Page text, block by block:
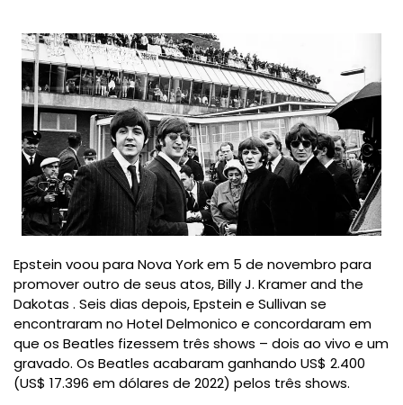
Epstein voou para Nova York em 5 de novembro para
promover outro de seus atos,Billy J. Kramer and the
Dakotas . Seis dias depois, Epstein e Sullivan se
encontraram no Hotel Delmonico e concordaram em
que os Beatles fizessem três shows – dois ao vivo e um
gravado. Os Beatles acabaram ganhando US$ 2.400
(US$ 17.396 em dólares de 2022) pelos três shows.